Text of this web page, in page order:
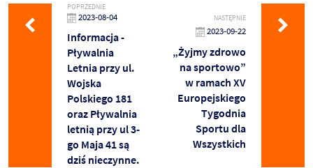
POPRZEDNIE
2023-08-04
Informacja -
Pływalnia
Letnia przy ul.
Wojska
Polskiego 181
oraz Pływalnia
letnią przy ul 3-
go Maja 41 są
dziś nieczynne.
NASTĘPNIE
2023-09-22
„Żyjmy zdrowo
na sportowo”
w ramach XV
Europejskiego
Tygodnia
Sportu dla
Wszystkich